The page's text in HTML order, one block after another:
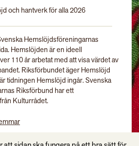
och hantverk för alla 2026
Hemslöjdsföreningarnas
Hemslöjden är en ideell
110 år arbetat med att visa värdet av
Riksförbundet äger Hemslöjd
tidningen Hemslöjd ingår. Svenska
Riksförbund har ett
Kulturrådet.